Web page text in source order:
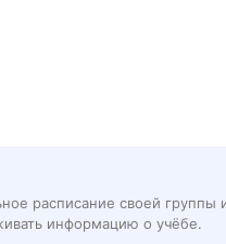
расписание своей группы
информацию о учёбе.